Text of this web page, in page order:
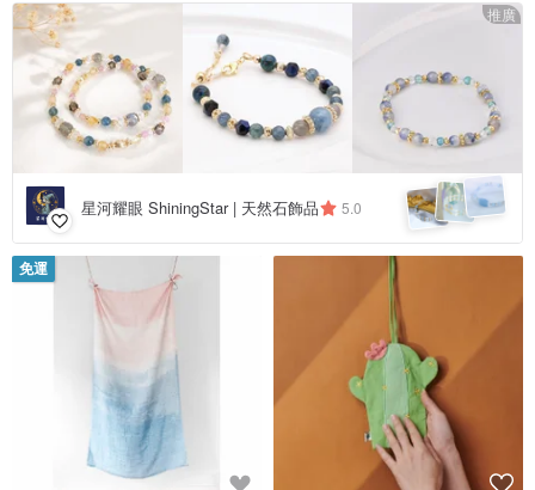
推廣
星河耀眼 ShiningStar | 天然石飾品 5.0
免運